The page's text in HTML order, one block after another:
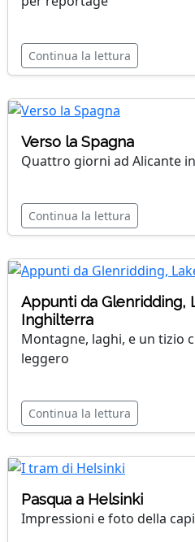
Continua la lettura
Verso la Spagna
Quattro giorni ad Alicante
Continua la lettura
Appunti da Glenridding,
Inghilterra
Montagne, laghi, e un tizio
leggero
Continua la lettura
Pasqua a Helsinki
Impressioni e foto della